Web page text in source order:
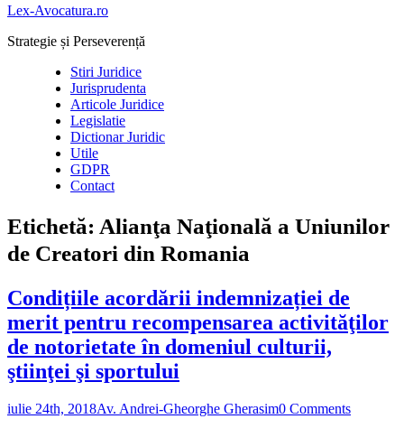
Lex-Avocatura.ro
Strategie și Perseverență
Stiri Juridice
Jurisprudenta
Articole Juridice
Legislatie
Dictionar Juridic
Utile
GDPR
Contact
Etichetă: Alianţa Naţională a Uniunilor
de Creatori din Romania
Condițiile acordării indemnizației de
merit pentru recompensarea activităţilor
de notorietate în domeniul culturii,
ştiinţei şi sportului
iulie 24th, 2018Av. Andrei-Gheorghe Gherasim0 Comments